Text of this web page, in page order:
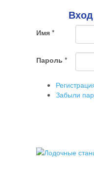
Имя *
Пароль *
Забыли